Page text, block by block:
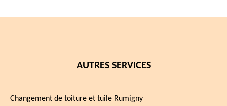
AUTRES SERVICES
Changement de toiture et tuile Rumigny